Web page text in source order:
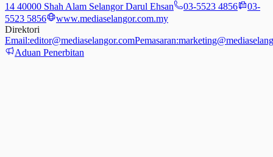
14 40000 Shah Alam Selangor Darul Ehsan
03-5523 4856
03-
5523 5856
www.mediaselangor.com.my
Direktori
Email:editor@mediaselangor.comPemasaran:
Aduan Penerbitan